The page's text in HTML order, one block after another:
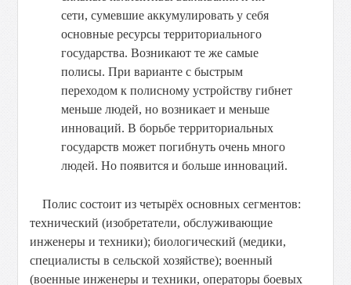
сети, сумевшие аккумулировать у себя
основные ресурсы территориального
государства. Возникают те же самые
полисы. При варианте с быстрым
переходом к полисному устройству гибнет
меньше людей, но возникает и меньше
инноваций. В борьбе территориальных
государств может погибнуть очень много
людей. Но появится и больше инноваций.
Полис состоит из четырёх основных сегментов:
технический (изобретатели, обслуживающие
инженеры и техники); биологический (медики,
специалисты в сельской хозяйстве); военный
(военные инженеры и техники, операторы боевых